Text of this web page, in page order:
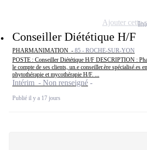
Conseiller Diététique H/F
PHARMANIMATION - 85 - ROCHE-SUR-YON
POSTE : Conseiller Diététique H/F DESCRIPTION :
le compte de ses clients, un.e conseiller.ère spécialisé.es
phytothérapie et mycothérapie H/F. ...
Intérim - Non renseigné
Publié il y a 17 jours
Ajouter cette